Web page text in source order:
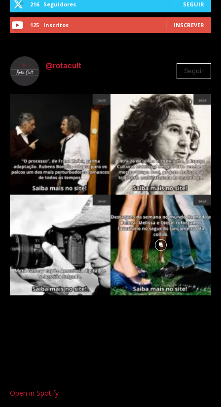
216 Seguidores SEGUIR
125 Inscritos INSCREVER
@rotacult
Seguir
Open in Spotify